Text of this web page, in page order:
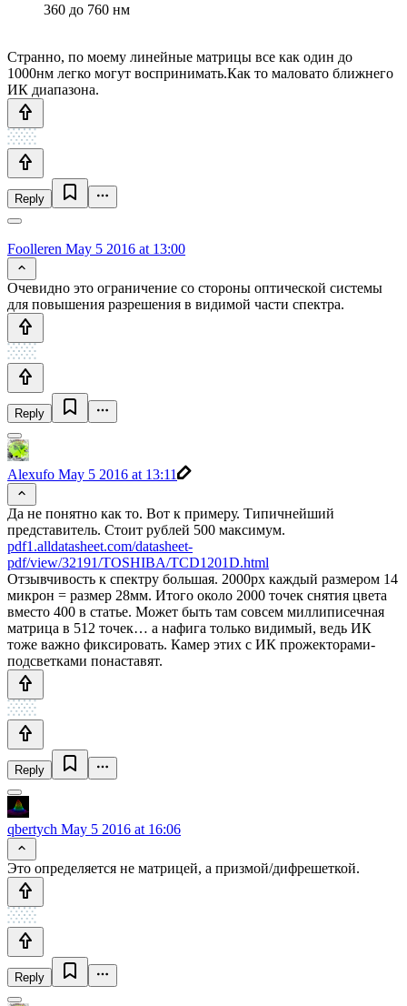
360 до 760 нм
Странно, по моему линейные матрицы все как один до
1000нм легко могут воспринимать.Как то маловато ближнего
ИК диапазона.
Reply
Foolleren May 5 2016 at 13:00
Очевидно это ограничение со стороны оптической системы
для повышения разрешения в видимой части спектра.
Reply
Alexufo May 5 2016 at 13:11
Да не понятно как то. Вот к примеру. Типичнейший
представитель. Стоит рублей 500 максимум.
pdf1.alldatasheet.com/datasheet-
pdf/view/32191/TOSHIBA/TCD1201D.html
Отзывчивость к спектру большая. 2000px каждый размером 14
микрон = размер 28мм. Итого около 2000 точек снятия цвета
вместо 400 в статье. Может быть там совсем миллиписечная
матрица в 512 точек… а нафига только видимый, ведь ИК
тоже важно фиксировать. Камер этих с ИК прожекторами-
подсветками понаставят.
Reply
qbertych May 5 2016 at 16:06
Это определяется не матрицей, а призмой/дифрешеткой.
Reply